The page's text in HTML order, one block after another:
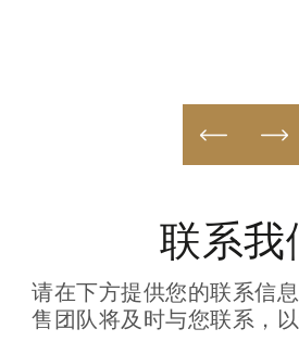
联系我
请在下方提供您的联系信
售团队将及时与您联系，以